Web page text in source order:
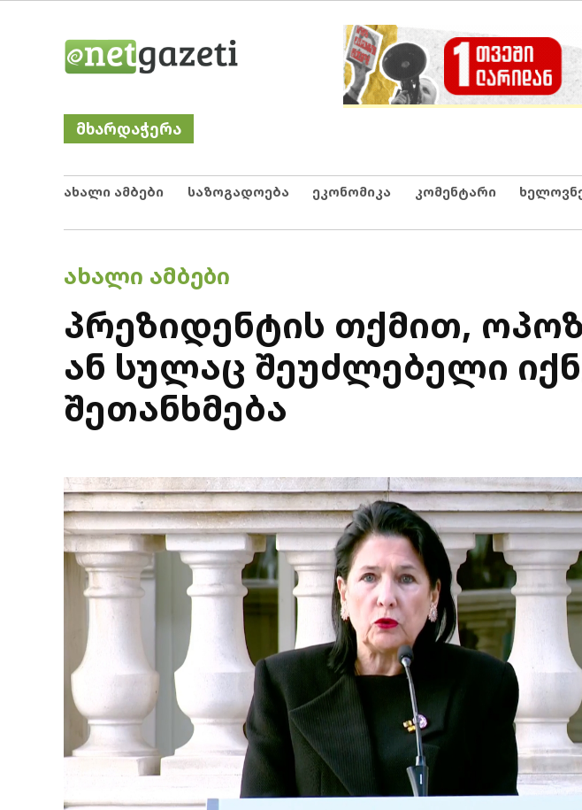
Netgazeti
მხარდაჭერა
ახალი ამბები საზოგადოება ეკონომიკა კომენტარი
POSTED
ᲐᲮᲐᲚᲘ ᲐᲛᲑᲔᲑᲘ
პრეზიდენტის თქმით,
ან სულაც შეუძლებელი
შეთანხმება